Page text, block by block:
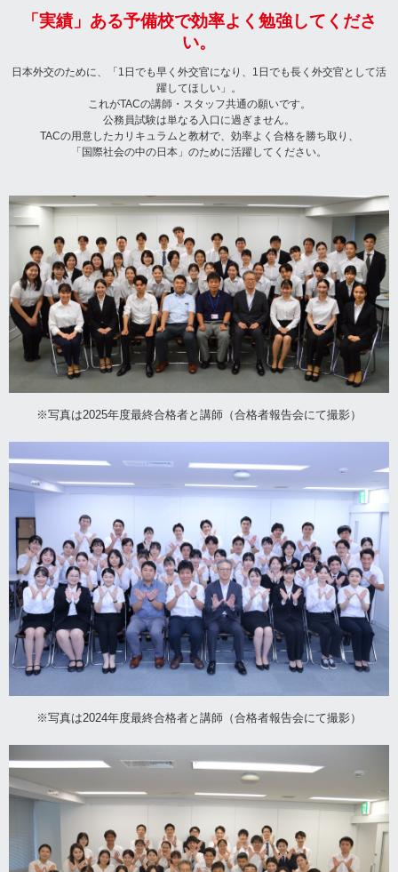
「実績」ある予備校で効率よく勉強してくださ
い。
日本外交のために、「1日でも早く外交官になり、1日でも長く外交官として活
躍してほしい」。
これがTACの講師・スタッフ共通の願いです。
公務員試験は単なる入口に過ぎません。
TACの用意したカリキュラムと教材で、効率よく合格を勝ち取り、
「国際社会の中の日本」のために活躍してください。
※写真は2025年度最終合格者と講師（合格者報告会にて撮影）
※写真は2024年度最終合格者と講師（合格者報告会にて撮影）